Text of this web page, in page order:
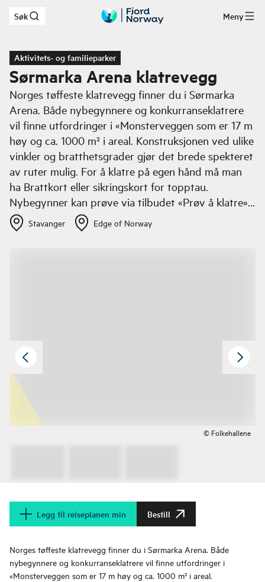
Hopp til hovedinnhold
Søk Meny
Aktivitets- og familieparker
Sørmarka Arena klatrevegg
Norges tøffeste klatrevegg finner du i Sørmarka
Arena. Både nybegynnere og konkurranseklatrere
vil finne utfordringer i «Monsterveggen som er 17 m
høy og ca. 1000 m² i areal. Konstruksjonen ved ulike
vinkler og bratthetsgrader gjør det brede spekteret
av ruter mulig. For å klatre på egen hånd må man
ha Brattkort eller sikringskort for topptau.
Nybegynner kan prøve via tilbudet «Prøv å klatre»
der ingen forhåndskunnskaper er påkrevd. Alle
klatretilbud ligger ute til booking under Hva skjer >
Stavanger Edge of Norway
© Folkehallene
Legg til reiseplanen min Bestill
Norges tøffeste klatrevegg finner du i Sørmarka Arena. Både
nybegynnere og konkurranseklatrere vil finne utfordringer i
«Monsterveggen som er 17 m høy og ca. 1000 m² i areal.